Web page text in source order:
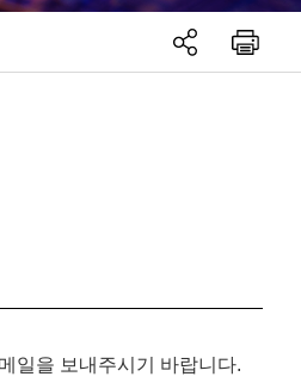
일을 보내주시기 바랍니다.